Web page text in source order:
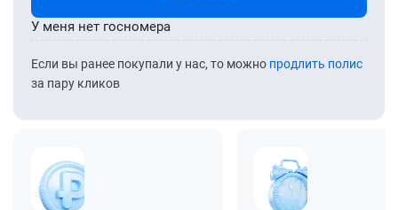
Если вы ранее покупали у нас, то можно продлить полис
за пару кликов
У меня нет госномера